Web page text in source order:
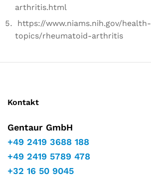
arthritis.html
https://www.niams.nih.gov/health-
topics/rheumatoid-arthritis
Kontakt
Gentaur GmbH
+49 2419 3688 188
+49 2419 5789 478
+32 16 50 9045